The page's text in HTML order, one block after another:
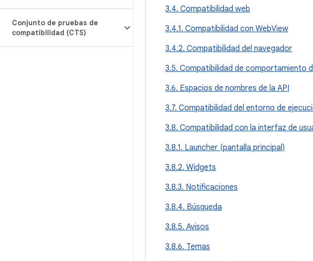
Conjunto de pruebas de
compatibilidad (CTS)
3.4. Compatibilidad web
3.4.1. Compatibilidad con WebView
3.4.2. Compatibilidad del navegador
3.5. Compatibilidad de comportamiento
3.6. Espacios de nombres de la API
3.7. Compatibilidad del entorno de
3.8. Compatibilidad con la interfaz de
3.8.1. Launcher (pantalla principal)
3.8.2. Widgets
3.8.3. Notificaciones
3.8.4. Búsqueda
3.8.5. Avisos
3.8.6. Temas